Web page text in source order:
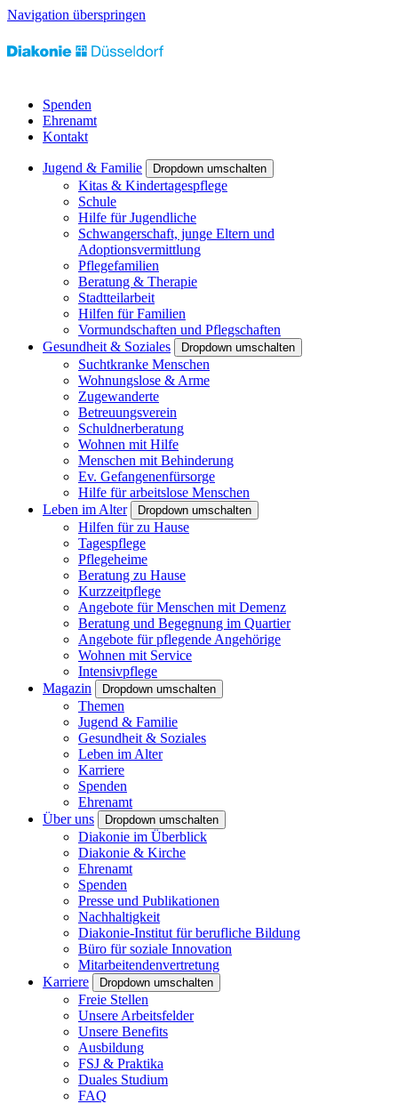
Navigation überspringen
Spenden
Ehrenamt
Kontakt
Jugend & Familie Dropdown umschalten
Kitas & Kindertagespflege
Schule
Hilfe für Jugendliche
Schwangerschaft, junge Eltern und
Adoptionsvermittlung
Pflegefamilien
Beratung & Therapie
Stadtteilarbeit
Hilfen für Familien
Vormundschaften und Pflegschaften
Gesundheit & Soziales
Dropdown umschalten
Suchtkranke Menschen
Wohnungslose & Arme
Zugewanderte
Betreuungsverein
Schuldnerberatung
Wohnen mit Hilfe
Menschen mit Behinderung
Ev. Gefangenenfürsorge
Hilfe für arbeitslose Menschen
Leben im Alter
Dropdown umschalten
Hilfen für zu Hause
Tagespflege
Pflegeheime
Beratung zu Hause
Kurzzeitpflege
Angebote für Menschen mit Demenz
Beratung und Begegnung im Quartier
Angebote für pflegende Angehörige
Wohnen mit Service
Intensivpflege
Magazin
Dropdown umschalten
Themen
Jugend & Familie
Gesundheit & Soziales
Leben im Alter
Karriere
Spenden
Ehrenamt
Über uns
Dropdown umschalten
Diakonie im Überblick
Diakonie & Kirche
Ehrenamt
Spenden
Presse und Publikationen
Nachhaltigkeit
Diakonie-Institut für berufliche Bildung
Büro für soziale Innovation
Mitarbeitendenvertretung
Karriere
Dropdown umschalten
Freie Stellen
Unsere Arbeitsfelder
Unsere Benefits
Ausbildung
FSJ & Praktika
Duales Studium
FAQ